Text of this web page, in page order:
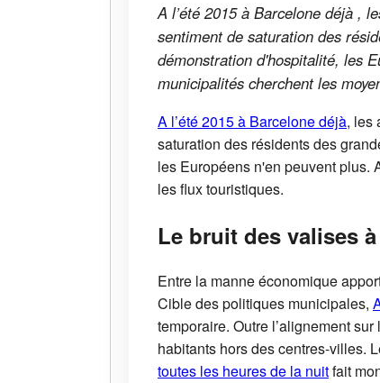
A l’été 2015 à Barcelone déjà ,
sentiment de saturation des
démonstration d'hospitalité, les
municipalités cherchent les
A l’été 2015 à Barcelone déjà, les
saturation des résidents des
les Européens n'en peuvent plus.
les flux touristiques.
Le bruit des valises
Entre la manne économique
Cible des politiques municipales,
temporaire. Outre l’alignement
habitants hors des centres-villes.
toutes les heures de la nuitfait